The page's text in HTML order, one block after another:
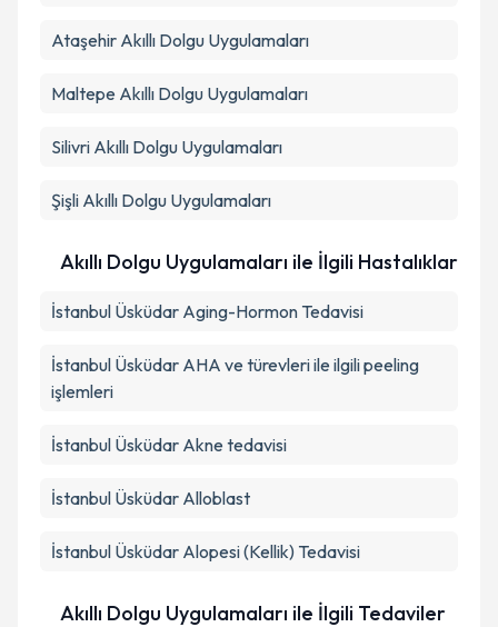
Ataşehir Akıllı Dolgu Uygulamaları
Maltepe Akıllı Dolgu Uygulamaları
Silivri Akıllı Dolgu Uygulamaları
Şişli Akıllı Dolgu Uygulamaları
Akıllı Dolgu Uygulamaları ile İlgili Hastalıklar
İstanbul Üsküdar Aging-Hormon Tedavisi
İstanbul Üsküdar AHA ve türevleri ile ilgili peeling
işlemleri
İstanbul Üsküdar Akne tedavisi
İstanbul Üsküdar Alloblast
İstanbul Üsküdar Alopesi (Kellik) Tedavisi
Akıllı Dolgu Uygulamaları ile İlgili Tedaviler